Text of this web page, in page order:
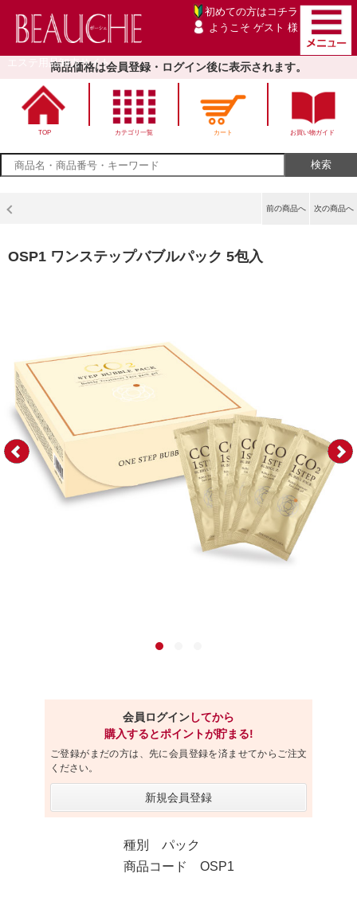
エステ用品卸売サイト
初めての方は コチラ
ようこそ ゲスト 様
商品価格は会員登録・ログイン後に表示されます。
TOP カテゴリ一覧 カート お買い物ガイド
次の商品へ
前の商品へ
OSP1 ワンステップバブルパック 5包入
会員ログインしてから
購入するとポイントが貯まる!
ご登録がまだの方は、先に会員登録を済ませてからご注文
ください。
新規会員登録
種別 パック
商品コード OSP1